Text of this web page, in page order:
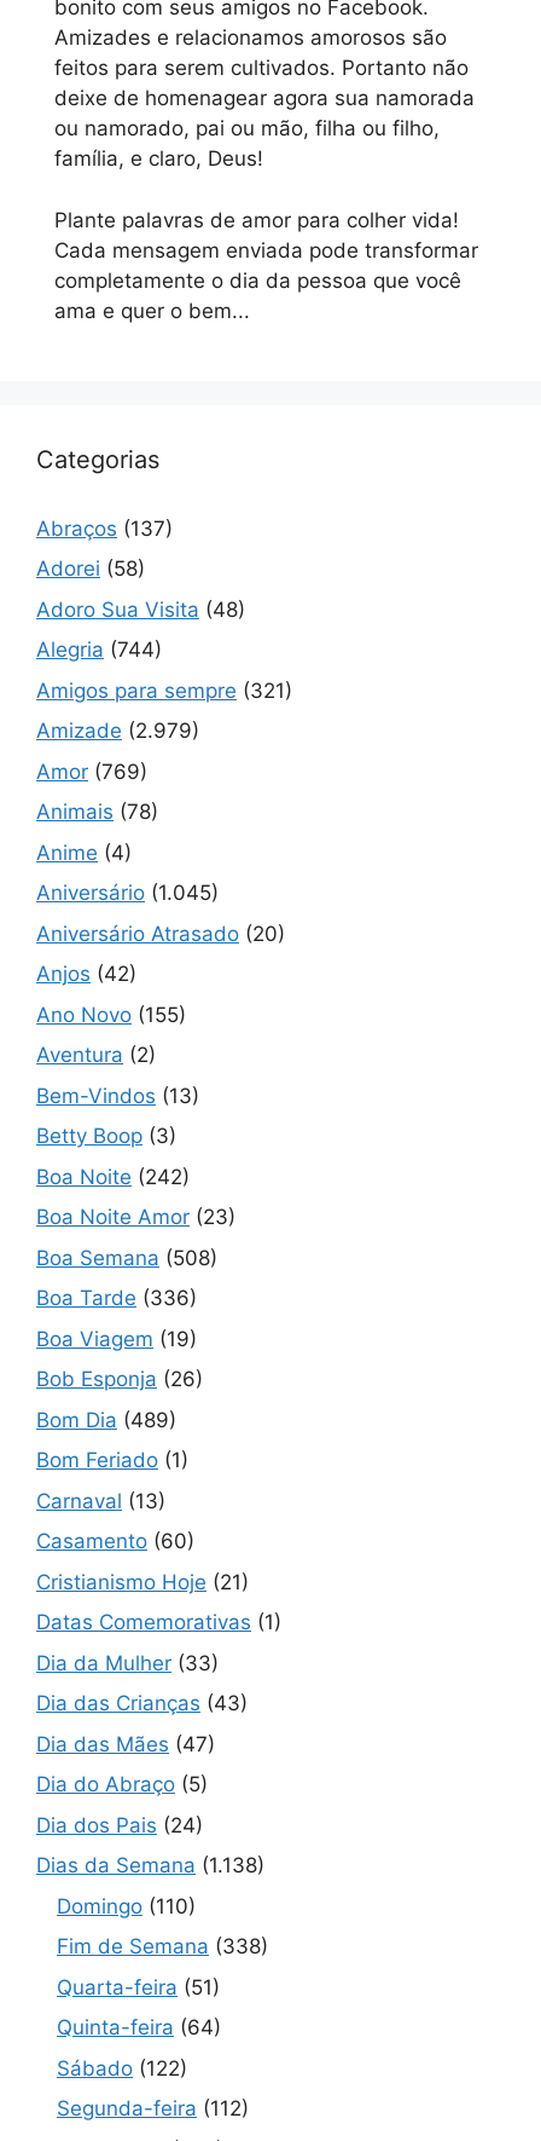
bonito com seus amigos no Facebook.
Amizades e relacionamos amorosos são
feitos para serem cultivados. Portanto não
deixe de homenagear agora sua namorada
ou namorado, pai ou mão, filha ou filho,
família, e claro, Deus!
Plante palavras de amor para colher vida!
Cada mensagem enviada pode transformar
completamente o dia da pessoa que você
ama e quer o bem...
Categorias
Abraços (137)
Adorei (58)
Adoro Sua Visita (48)
Alegria (744)
Amigos para sempre (321)
Amizade (2.979)
Amor (769)
Animais (78)
Anime (4)
Aniversário (1.045)
Aniversário Atrasado (20)
Anjos (42)
Ano Novo (155)
Aventura (2)
Bem-Vindos (13)
Betty Boop (3)
Boa Noite (242)
Boa Noite Amor (23)
Boa Semana (508)
Boa Tarde (336)
Boa Viagem (19)
Bob Esponja (26)
Bom Dia (489)
Bom Feriado (1)
Carnaval (13)
Casamento (60)
Cristianismo Hoje (21)
Datas Comemorativas (1)
Dia da Mulher (33)
Dia das Crianças (43)
Dia das Mães (47)
Dia do Abraço (5)
Dia dos Pais (24)
Dias da Semana (1.138)
Domingo (110)
Fim de Semana (338)
Quarta-feira (51)
Quinta-feira (64)
Sábado (122)
Segunda-feira (112)